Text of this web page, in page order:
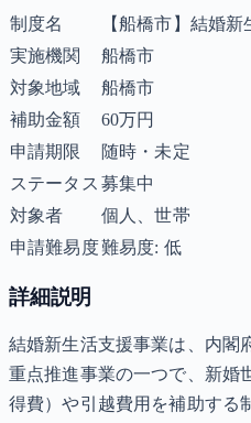
制度名
【船橋市】結婚
実施機関
船橋市
対象地域
船橋市
補助金額
60万円
申請期限
随時・未定
ステータス 募集中
対象者
個人、世帯
申請難易度難易度: 低
詳細説明
結婚新生活支援事業は、内閣
重点推進事業の一つで、新婚
得費）や引越費用を補助する